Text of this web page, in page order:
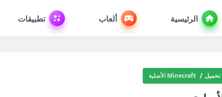
الرئيسية ألعاب تطبيقات
تحميل Minecraft الأصلية